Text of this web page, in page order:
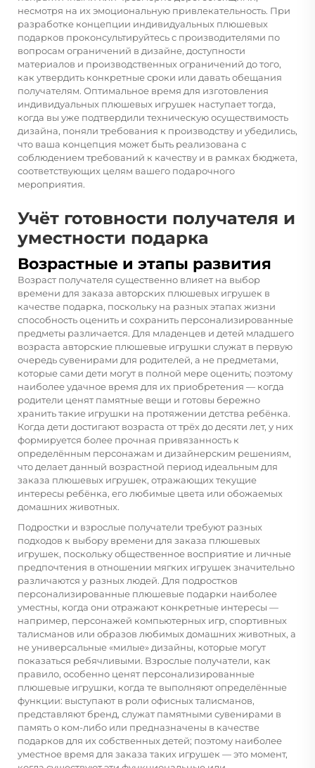
несмотря на их эмоциональную привлекательность. При
разработке концепции индивидуальных плюшевых
подарков проконсультируйтесь с производителями по
вопросам ограничений в дизайне, доступности
материалов и производственных ограничений до того,
как утвердить конкретные сроки или давать обещания
получателям. Оптимальное время для изготовления
индивидуальных плюшевых игрушек наступает тогда,
когда вы уже подтвердили техническую осуществимость
дизайна, поняли требования к производству и убедились,
что ваша концепция может быть реализована с
соблюдением требований к качеству и в рамках бюджета,
соответствующих целям вашего подарочного
мероприятия.
Учёт готовности получателя и
уместности подарка
Возрастные и этапы развития
Возраст получателя существенно влияет на выбор
времени для заказа авторских плюшевых игрушек в
качестве подарка, поскольку на разных этапах жизни
способность оценить и сохранить персонализированные
предметы различается. Для младенцев и детей младшего
возраста авторские плюшевые игрушки служат в первую
очередь сувенирами для родителей, а не предметами,
которые сами дети могут в полной мере оценить; поэтому
наиболее удачное время для их приобретения — когда
родители ценят памятные вещи и готовы бережно
хранить такие игрушки на протяжении детства ребёнка.
Когда дети достигают возраста от трёх до десяти лет, у них
формируется более прочная привязанность к
определённым персонажам и дизайнерским решениям,
что делает данный возрастной период идеальным для
заказа плюшевых игрушек, отражающих текущие
интересы ребёнка, его любимые цвета или обожаемых
домашних животных.
Подростки и взрослые получатели требуют разных
подходов к выбору времени для заказа плюшевых
игрушек, поскольку общественное восприятие и личные
предпочтения в отношении мягких игрушек значительно
различаются у разных людей. Для подростков
персонализированные плюшевые подарки наиболее
уместны, когда они отражают конкретные интересы —
например, персонажей компьютерных игр, спортивных
талисманов или образов любимых домашних животных, а
не универсальные «милые» дизайны, которые могут
показаться ребячливыми. Взрослые получатели, как
правило, особенно ценят персонализированные
плюшевые игрушки, когда те выполняют определённые
функции: выступают в роли офисных талисманов,
представляют бренд, служат памятными сувенирами в
память о ком-либо или предназначены в качестве
подарков для их собственных детей; поэтому наиболее
уместное время для заказа таких игрушек — это момент,